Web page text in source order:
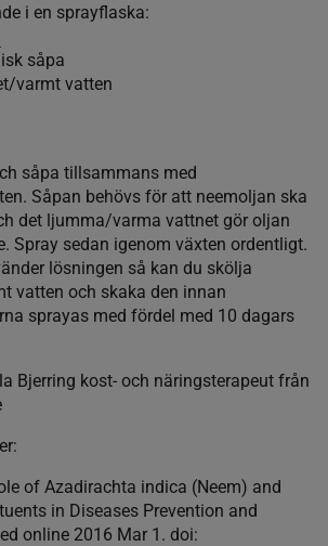
i en sprayflaska:
såpa
varmt vatten
såpa tillsammans med
Såpan behövs för att neemoljan ska
det ljumma/varma vattnet gör oljan
Spray sedan igenom växten ordentligt.
lösningen så kan du skölja
vatten och skaka den innan
sprayas med fördel med 10 dagars
Bjerring kost- och näringsterapeut från
of Azadirachta indica (Neem) and
in Diseases Prevention and
online 2016 Mar 1. doi: